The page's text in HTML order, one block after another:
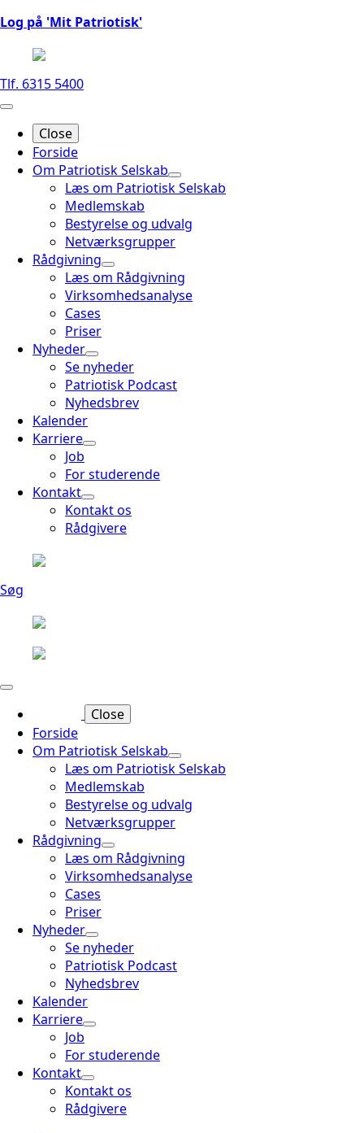
Log på 'Mit Patriotisk'
Tlf. 6315 5400
Close
Forside
Om Patriotisk Selskab
Læs om Patriotisk Selskab
Medlemskab
Bestyrelse og udvalg
Netværksgrupper
Rådgivning
Læs om Rådgivning
Virksomhedsanalyse
Cases
Priser
Nyheder
Se nyheder
Patriotisk Podcast
Nyhedsbrev
Kalender
Karriere
Job
For studerende
Kontakt
Kontakt os
Rådgivere
Søg
Close
Forside
Om Patriotisk Selskab
Læs om Patriotisk Selskab
Medlemskab
Bestyrelse og udvalg
Netværksgrupper
Rådgivning
Læs om Rådgivning
Virksomhedsanalyse
Cases
Priser
Nyheder
Se nyheder
Patriotisk Podcast
Nyhedsbrev
Kalender
Karriere
Job
For studerende
Kontakt
Kontakt os
Rådgivere